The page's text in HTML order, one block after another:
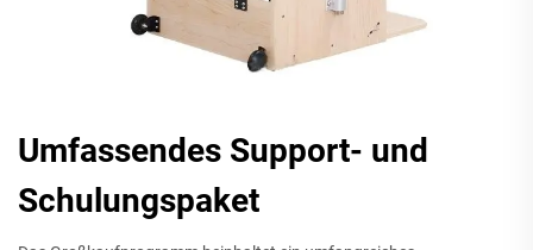
Umfassendes Support- und
Schulungspaket